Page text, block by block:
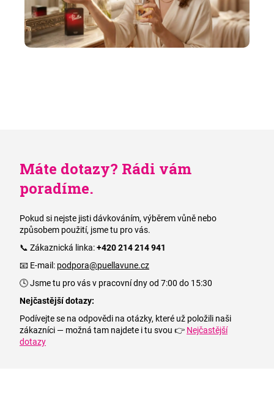
Máte dotazy? Rádi vám
poradíme.
Pokud si nejste jisti dávkováním, výběrem vůně nebo
způsobem použití, jsme tu pro vás.
📞 Zákaznická linka:+420 214 214 941
📧 E-mail: podpora@puellavune.cz
🕓 Jsme tu pro vás v pracovní dny od 7:00 do 15:30
Nejčastější dotazy:
Podívejte se na odpovědi na otázky, které už položili naši
zákazníci — možná tam najdete i tu svou 👉 Nejčastější
dotazy